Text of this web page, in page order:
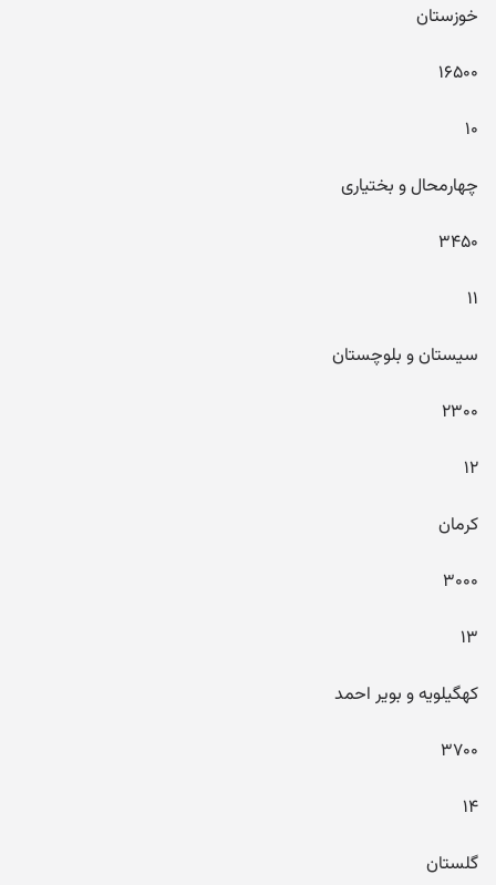
خوزستان
۱۶۵۰۰
۱۰
چهارمحال و بختیاری
۳۴۵۰
۱۱
سیستان و بلوچستان
۲۳۰۰
۱۲
کرمان
۳۰۰۰
۱۳
کهگیلویه و بویر احمد
۳۷۰۰
۱۴
گلستان